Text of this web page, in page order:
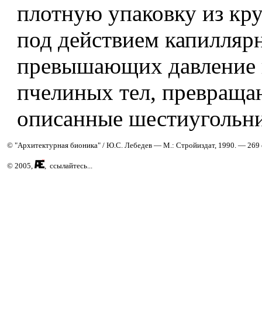
плотную упаковку из
под действием
превышающих давление
пчелиных тел,
описанные
© "Архитектурная бионика" / Ю.С. Лебедев — М.: Стройиздат, 1990. — 269
© 2005, , ссылайтесь...